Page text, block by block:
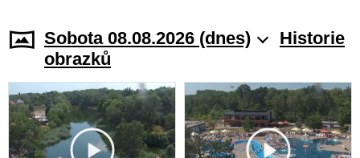
Sobota 08.08.2026 (dnes)
Historie
obrazků